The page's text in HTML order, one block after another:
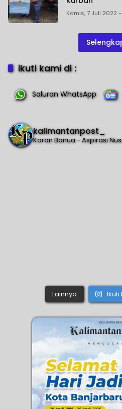
Kamis, 7 Juli 2022 -
ikuti kami di :
Saluran WhatsApp
kalimantanpost_
Koran Banua - Aspirasi
Lainnya Ikuti